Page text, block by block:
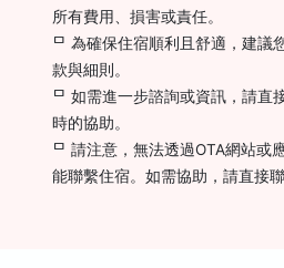
所有費用、損害或責任。
ᄆ 為確保住宿順利且舒適，建議
款與細則。
ᄆ 如需進一步諮詢或資訊，請直
時的協助。
ᄆ 請注意，無法透過OTA網站或
能聯繫住宿。如需協助，請直接